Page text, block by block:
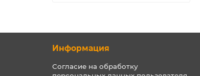
Информация
Согласие на обработку